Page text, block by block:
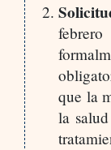
que la
la